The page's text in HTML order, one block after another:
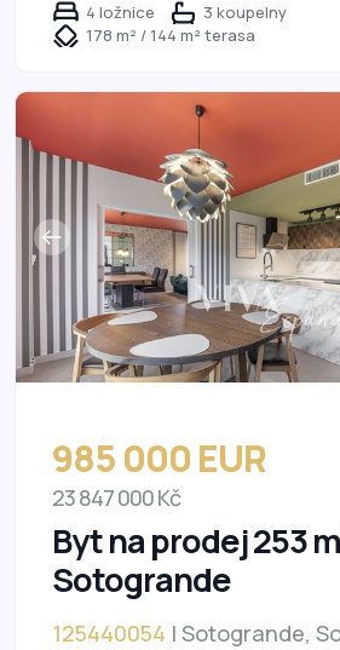
4 ložnice
3 koupelny
178 m² / 144 m² terasa
985 000 EUR
23 847 000 Kč
Byt na prodej 253
Sotogrande
125440054 | Sotogrande,